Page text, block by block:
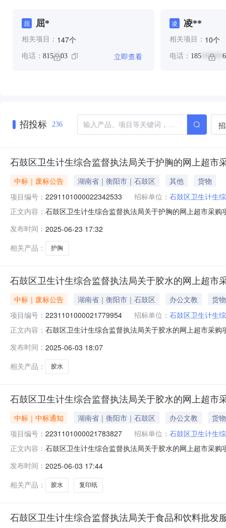
屈 屈*
相关项目： 147个
电话： 815**03 立即查看
凌 凌**
相关项目： 10个
电话： 185******
招投标 236
石鼓区卫生计生综合监督执法局关于护胸的网上超市
中标｜废标公告 湖南省｜衡阳市｜石鼓区 其他
货物
项目编号： 2291101000022342533 招标单位： 石鼓区卫生计生
正文内容： 石鼓区卫生计生综合监督执法局关于护胸的网上超市采
补充说明:账户已注销八、其他事项：九、联系方式1、
联系人：联系电话：传真：
发布时间： 2025-06-23 17:32
相关产品：
护胸
石鼓区卫生计生综合监督执法局关于胶水的网上超市
中标｜废标公告 湖南省｜衡阳市｜石鼓区 办公文教
货物
项目编号： 2231101000021779954 招标单位： 石鼓区卫生计生
正文内容： 石鼓区卫生计生综合监督执法局关于胶水的网上超市采
误，重新下单补充说明:信息填写-错误八、其他事项：九
构名称：地址：联系人：联
发布时间： 2025-06-03 18:07
相关产品：
胶水
石鼓区卫生计生综合监督执法局关于胶水的网上超市
中标｜中标通知 湖南省｜衡阳市｜石鼓区 办公文教
货物
项目编号： 2231101000021783827 招标单位： 石鼓区卫生计生
正文内容： 石鼓区卫生计生综合监督执法局关于胶水的网上超市采
名称:湖南省衡阳市石鼓区报价起止时间:-二、采购单位
发布时间： 2025-06-03 17:44
相关产品：
胶水 复印纸
石鼓区卫生计生综合监督执法局关于食品和饮料批发